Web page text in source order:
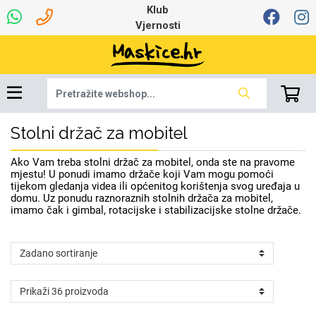
Klub
Vjernosti
Stolni držač za mobitel
Ako Vam treba stolni držač za mobitel, onda ste na pravome
mjestu! U ponudi imamo držače koji Vam mogu pomoći
tijekom gledanja videa ili općenitog korištenja svog uređaja u
domu. Uz ponudu raznoraznih stolnih držača za mobitel,
imamo čak i gimbal, rotacijske i stabilizacijske stolne držače.
Dinamo maskice za
mobitel
Robotski usisavači Stolne lampe
Ventilatori
Najprodavanije -
TOP 100
Šarene maskice
Ljetna kolekcija Proljetna kolekcija
Winter Line Art
Apple
Univerzalna oprema
za tablet
7.0 - 8.0 inča 8.0 - 9.0 inča
9.0 - 10.0 inča 10.0 - 12.0 inča
Oprema za Lenovo
Apple
Igračke i ostalo
Selfie Stick Držači za auto
Držači za stol Držači za bicikl
Punjači Bežični punjači
Autopunjači Power bank
Mikrofoni Bluetooth slušalice
Žičane slušalice Bluetooth Zvučnici
Pametni Satovi
Memorije i
memorijske kartice
Oprema za Smart
Auto Kamere
Podloga za miš Tipkovnice i miševi
Web kamere i
mikrofoni
Punjači za laptope
Ruksaci i torbice Razno